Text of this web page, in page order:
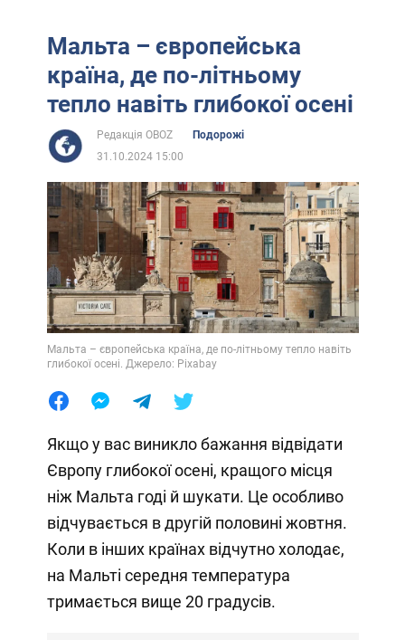
Мальта – європейська
країна, де по-літньому
тепло навіть глибокої осені
Редакція OBOZ
Подорожі
31.10.2024 15:00
Мальта – європейська країна, де по-літньому тепло навіть
глибокої осені. Джерело: Pixabay
Якщо у вас виникло бажання відвідати
Європу глибокої осені, кращого місця
ніж Мальта годі й шукати. Це особливо
відчувається в другій половині жовтня.
Коли в інших країнах відчутно холодає,
на Мальті середня температура
тримається вище 20 градусів.